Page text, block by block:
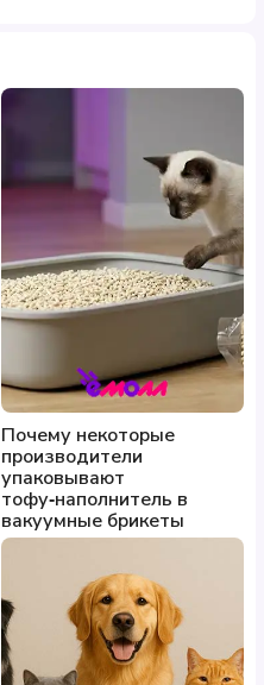
Почему некоторые
производители
упаковывают
тофу‑наполнитель в
вакуумные брикеты